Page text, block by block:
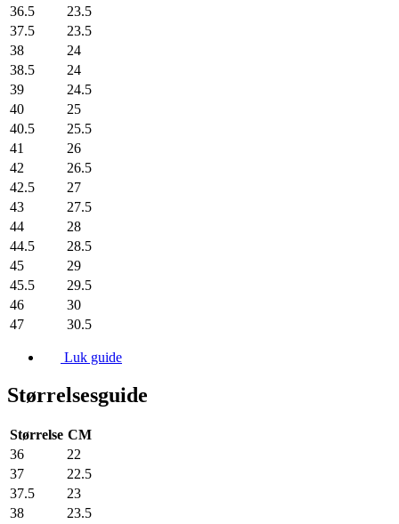
36.5
23.5
37.5
23.5
38
24
38.5
24
39
24.5
40
25
40.5
25.5
41
26
42
26.5
42.5
27
43
27.5
44
28
44.5
28.5
45
29
45.5
29.5
46
30
47
30.5
Luk guide
Størrelsesguide
Størrelse CM
36
22
37
22.5
37.5
23
38
23.5